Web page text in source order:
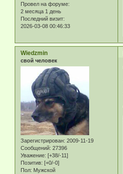
Провел на форуме:
2 месяца 1 день
Последний визит:
2026-03-08 00:46:33
Wiedzmin
свой человек
Зарегистрирован: 2009-11-19
Сообщений: 27396
Уважение: [+38/-11]
Позитив: [+0/-0]
Пол: Мужской